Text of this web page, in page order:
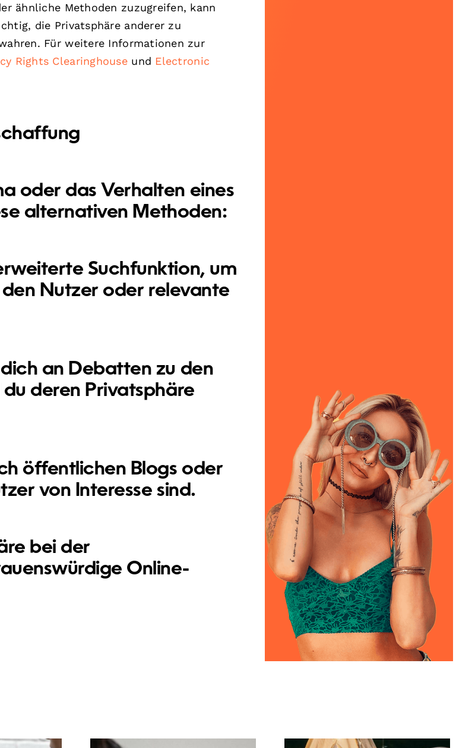
ähnliche Methoden zuzugreifen, kann
die Privatsphäre anderer zu
Für weitere Informationen zur
Rights Clearinghouseund Electronic
oder das Verhalten eines
alternativen Methoden:
Suchfunktion, um
Nutzer oder relevante
an Debatten zu den
deren Privatsphäre
öffentlichen Blogs oder
von Interesse sind.
bei der
Online-